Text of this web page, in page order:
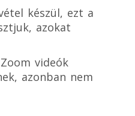
készül, ezt a
azokat
videók
azonban nem